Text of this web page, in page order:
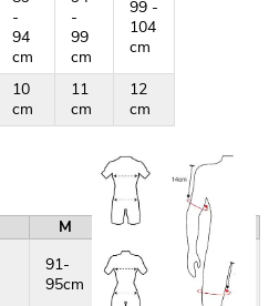
-
94
cm
-
99
cm
99 -
104
cm
10
cm
11
cm
12
cm
M L
XL
91-
95cm
96-
100cm
101-
105cm